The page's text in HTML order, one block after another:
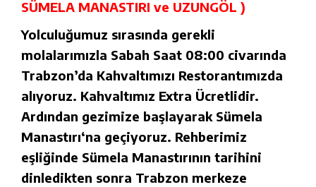
SÜMELA MANASTIRI ve UZUNGÖL )
Yolculuğumuz sırasında gerekli
molalarımızla Sabah Saat 08:00 civarında
Trabzon’da Kahvaltımızı Restorantımızda
alıyoruz. Kahvaltımız Extra Ücretlidir.
Ardından gezimize başlayarak Sümela
Manastırı‘na geçiyoruz. Rehberimiz
eşliğinde Sümela Manastırının tarihini
dinledikten sonra Trabzon merkeze